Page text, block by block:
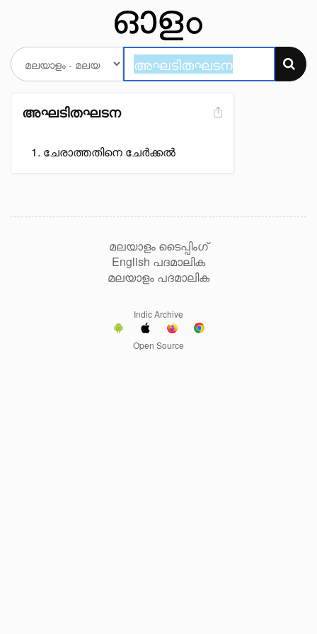
അഘടിതഘടന
ചേരാത്തതിനെ ചേർക്കൽ
മലയാളം ടൈപ്പിംഗ്
English പദമാലിക
മലയാളം പദമാലിക
Indic Archive
Open Source